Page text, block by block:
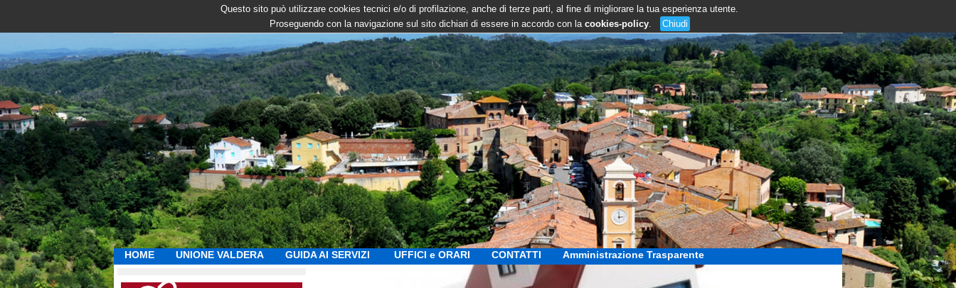
Questo sito può utilizzare cookies tecnici e/o di profilazione, anche di terze parti, al fine di migliorare la tua esperienza utente.
Proseguendo con la navigazione sul sito dichiari di essere in accordo con la cookies-policy. Chiudi
HOME UNIONE VALDERA GUIDA AI SERVIZI UFFICI e ORARI CONTATTI Amministrazione Trasparente